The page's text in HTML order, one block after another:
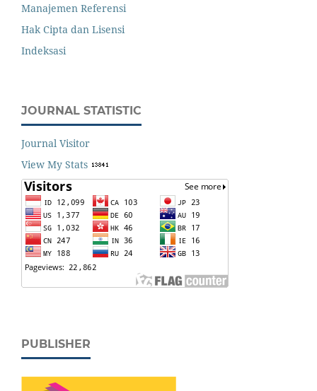
Manajemen Referensi
Hak Cipta dan Lisensi
Indeksasi
JOURNAL STATISTIC
Journal Visitor
View My Stats
PUBLISHER